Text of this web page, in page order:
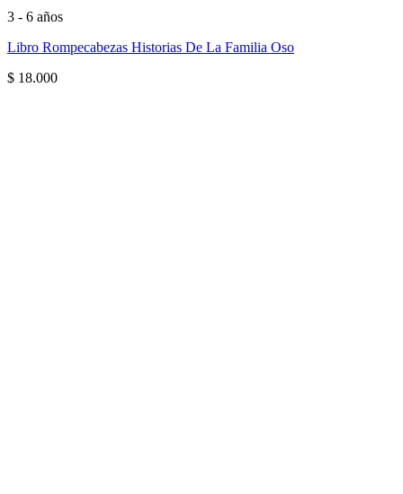
3 - 6 años
Libro Rompecabezas Historias De La Familia Oso
$ 18.000